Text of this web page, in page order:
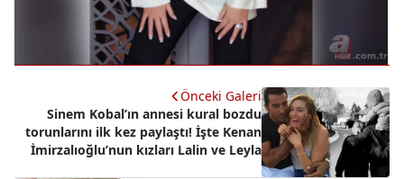
Önceki Galeri
Sinem Kobal’ın annesi kural bozdu
torunlarını ilk kez paylaştı! İşte Kenan
İmirzalıoğlu’nun kızları Lalin ve Leyla